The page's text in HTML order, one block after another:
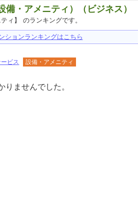
・アメニティ）（ビジネス）
ィ】 のランキングです。
ションランキングはこちら
ビス 設備・アメニティ
りませんでした。